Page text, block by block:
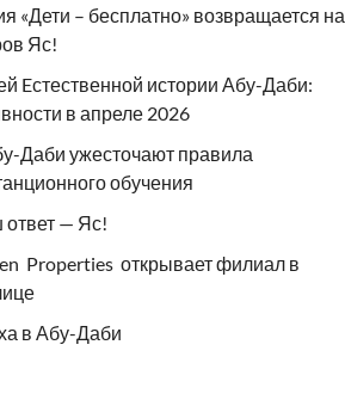
«Дети – бесплатно» возвращается на
Яс!
Eстественной истории Абу-Даби:
в апреле 2026
Даби ужесточают правила
обучения
— Яс!
Properties открывает филиал в
в Абу-Даби